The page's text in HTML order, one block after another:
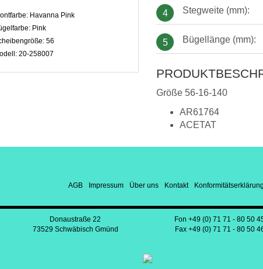
Havanna Pink
Pink
56
20-258007
4 Stegweite (mm):
5 Bügellänge (mm):
Größe 56-16-140
AR61764
ACETAT
Kontakt
Über uns
Impressum
AGB
Donaustraße 22
73529 Schwäbisch Gmünd
Fon +49 (0) 71 71 - 80 50
Fax +49 (0) 71 71 - 80 50